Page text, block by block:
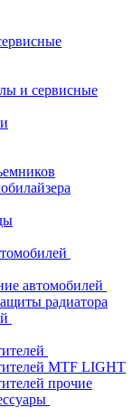
и сервисные
автомобилей
радиатора
MTF LIGHT
прочие